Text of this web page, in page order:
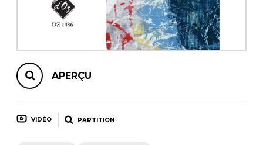
APERÇU
VIDÉO PARTITION